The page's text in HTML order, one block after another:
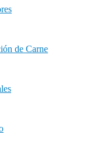
de Carne